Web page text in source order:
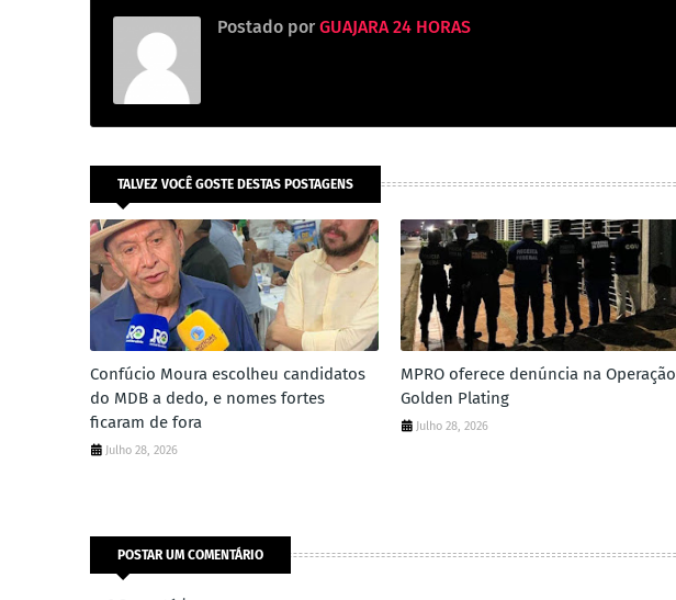
Postado por GUAJARA 24 HORAS
TALVEZ VOCÊ GOSTE DESTAS POSTAGENS
Confúcio Moura escolheu candidatos
do MDB a dedo, e nomes fortes
ficaram de fora
Julho 28, 2026
MPRO oferece denúncia na Operação
Golden Plating
Julho 28, 2026
POSTAR UM COMENTÁRIO